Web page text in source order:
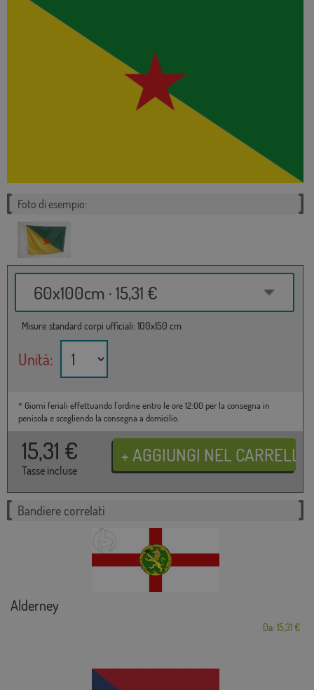
Foto di esempio:
60x100cm · 15,31 €
Misure standard corpi ufficiali: 100x150 cm
Unità:
* Giorni feriali effettuando l'ordine entro le ore 12:00 per la consegna in
penisola e scegliendo la consegna a domicilio.
15,31 €
Tasse incluse
Bandiere correlati
Alderney
Da: 15,31 €